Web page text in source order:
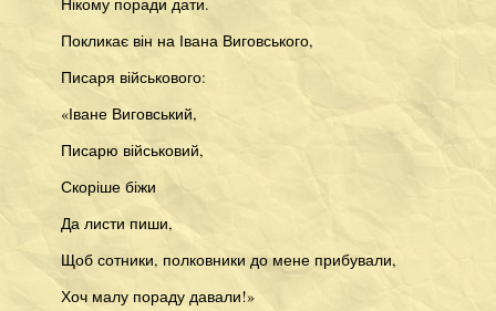
Покликає він на Івана Виговського,
Писаря військового:
«Іване Виговський,
Писарю військовий,
Скоріше біжи
Да листи пиши,
Щоб сотники, полковники до мене прибували,
Хоч малу пораду давали!»